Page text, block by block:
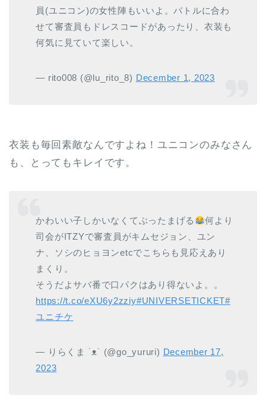
員(ユニコン)の女性陣もいいよ。バトルに合わ
せて審査員もドレスコードがあったり、衣装も
何気に見ていて楽しい。
— rito008 (@lu_rito_8) December 1, 2023
衣装も毎回素敵なんですよね！ユニコンのみなさん
も、とってもキレイです。
かわいい子しかいなくてぶったまげる
何より
司会がITZYで審査員がキムセジョン、ユン
ナ、ソシのヒョヨンetcでこちらも見応えあり
まくり。
そうだよサバ番で口パクはあり得ないよ。。
https://t.co/eXU6y2zziy#UNIVERSETICKET#
ユニチケ
— りらくま ˙ᴥ˙ (@go_yururi) December 17,
2023